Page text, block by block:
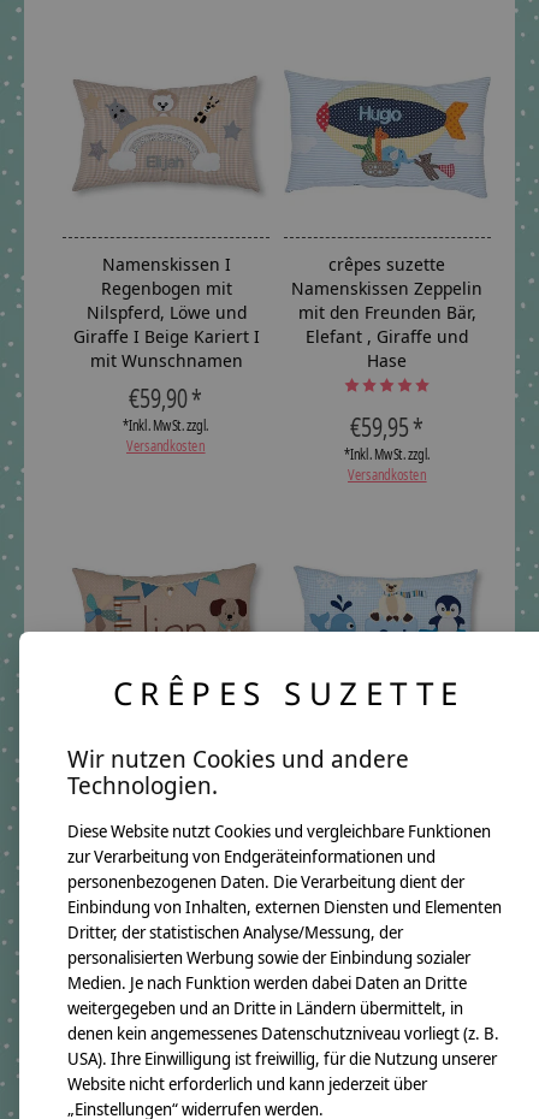
Namenskissen I
Regenbogen mit
Nilspferd, Löwe und
Giraffe I Beige Kariert I
mit Wunschnamen
€59,90 *
*Inkl. MwSt. zzgl.
Versandkosten
crêpes suzette
Namenskissen Zeppelin
mit den Freunden Bär,
Elefant , Giraffe und
Hase
The rating of this product is
5
€59,95 *
*Inkl. MwSt. zzgl.
Versandkosten
Namenskissen Hund,
Windrad und
Wimpelkette I Beige I mit
Wunschnamen
€54,90 *
*Inkl. MwSt. zzgl.
Versandkosten
Namenskissen Wal,
Eisbär und Pinguin auf
mit Wunschnamen
€59,90 *
*Inkl. MwSt. zzgl.
Versandkosten
CRÊPES SUZETTE
Wir nutzen Cookies und andere
Technologien.
Diese Website nutzt Cookies und vergleichbare Funktionen
zur Verarbeitung von Endgeräteinformationen und
personenbezogenen Daten. Die Verarbeitung dient der
Einbindung von Inhalten, externen Diensten und Elementen
Dritter, der statistischen Analyse/Messung, der
personalisierten Werbung sowie der Einbindung sozialer
Medien. Je nach Funktion werden dabei Daten an Dritte
weitergegeben und an Dritte in Ländern übermittelt, in
denen kein angemessenes Datenschutzniveau vorliegt (z. B.
USA). Ihre Einwilligung ist freiwillig, für die Nutzung unserer
Website nicht erforderlich und kann jederzeit über
„Einstellungen“ widerrufen werden.